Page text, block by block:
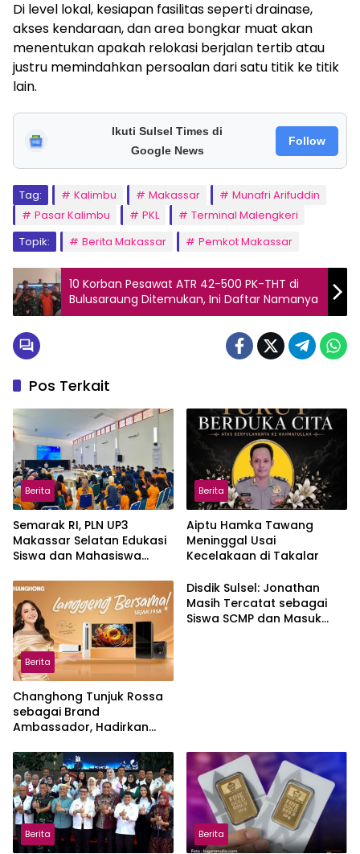
Di level lokal, kesiapan fasilitas seperti drainase,
akses kendaraan, dan area bongkar muat akan
menentukan apakah relokasi berjalan tertib atau
justru memindahkan persoalan dari satu titik ke titik
lain.
Ikuti Sulsel Times di
Google News
Follow
Tag: Kalimbu Makassar
Munafri Arifuddin
Pasar Kalimbu
PKL
Terminal Malengkeri
Topik:
Berita Makassar Pemkot Makassar
10 Korban Pesawat ATR 42-500 PK-THT di
Bulusaraung Ditemukan, Ini Daftar Namanya
Pos Terkait
Berita
Semarak RI, PLN UP3
Makassar Selatan Edukasi
Siswa dan Mahasiswa
Berita
Aiptu Hamka Tawang
Meninggal Usai
Kecelakaan di Takalar
Berita
Changhong Tunjuk Rossa
sebagai Brand
Ambassador, Hadirkan
Disdik Sulsel: Jonathan
Masih Tercatat sebagai
Siswa SCMP dan Masuk
Berita Berita